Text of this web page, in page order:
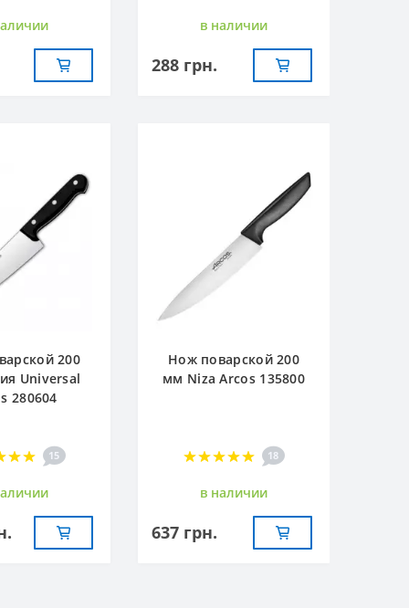
в наличии
288 грн.
200
Universal
280604
15
Нож поварской 200
мм Niza Arcos 135800
18
в наличии
637 грн.